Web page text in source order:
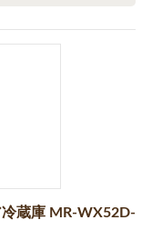
蔵庫 MR-WX52D-